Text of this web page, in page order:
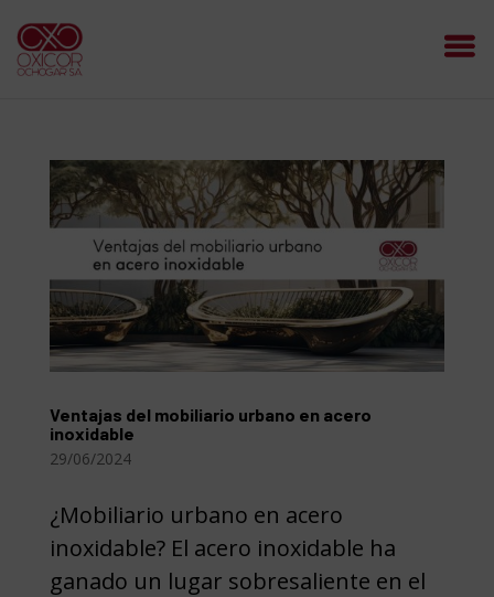
Ventajas del mobiliario urbano en acero
inoxidable
29/06/2024
¿Mobiliario urbano en acero
inoxidable? El acero inoxidable ha
ganado un lugar sobresaliente en el